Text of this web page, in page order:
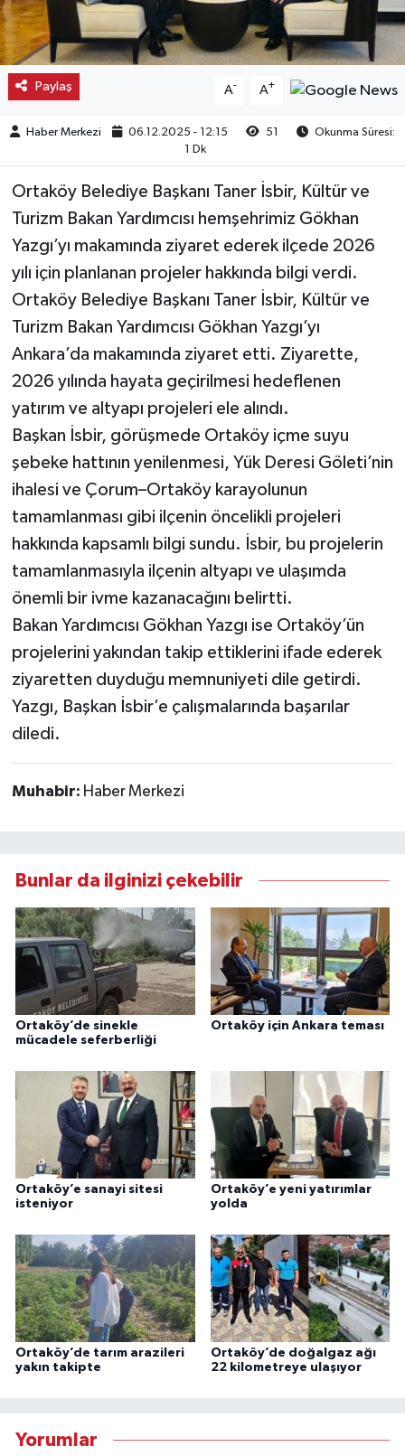
Paylaş A- A+
Haber Merkezi 06.12.2025 - 12:15 51
Okunma Süresi:
1 Dk
Ortaköy Belediye Başkanı Taner İsbir, Kültür ve
Turizm Bakan Yardımcısı hemşehrimiz Gökhan
Yazgı’yı makamında ziyaret ederek ilçede 2026
yılı için planlanan projeler hakkında bilgi verdi.
Ortaköy Belediye Başkanı Taner İsbir, Kültür ve
Turizm Bakan Yardımcısı Gökhan Yazgı’yı
Ankara’da makamında ziyaret etti. Ziyarette,
2026 yılında hayata geçirilmesi hedeflenen
yatırım ve altyapı projeleri ele alındı.
Başkan İsbir, görüşmede Ortaköy içme suyu
şebeke hattının yenilenmesi, Yük Deresi Göleti’nin
ihalesi ve Çorum–Ortaköy karayolunun
tamamlanması gibi ilçenin öncelikli projeleri
hakkında kapsamlı bilgi sundu. İsbir, bu projelerin
tamamlanmasıyla ilçenin altyapı ve ulaşımda
önemli bir ivme kazanacağını belirtti.
Bakan Yardımcısı Gökhan Yazgı ise Ortaköy’ün
projelerini yakından takip ettiklerini ifade ederek
ziyaretten duyduğu memnuniyeti dile getirdi.
Yazgı, Başkan İsbir’e çalışmalarında başarılar
diledi.
Muhabir: Haber Merkezi
Bunlar da ilginizi çekebilir
Ortaköy’de sinekle
mücadele seferberliği
Ortaköy için Ankara teması
Ortaköy’e sanayi sitesi
isteniyor
Ortaköy’e yeni yatırımlar
yolda
Ortaköy’de tarım arazileri
yakın takipte
Ortaköy’de doğalgaz ağı
22 kilometreye ulaşıyor
Yorumlar
Kargı
Laçin
Mecitözü
Oğuzlar
Ortaköy
Osmancık
Sungurlu
Uğurludağ